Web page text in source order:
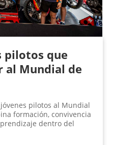
pilotos que
al Mundial de
jóvenes pilotos al Mundial
formación, convivencia
dentro del